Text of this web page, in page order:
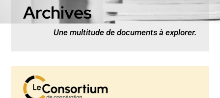
Archives
Une multitude de documents à explorer.